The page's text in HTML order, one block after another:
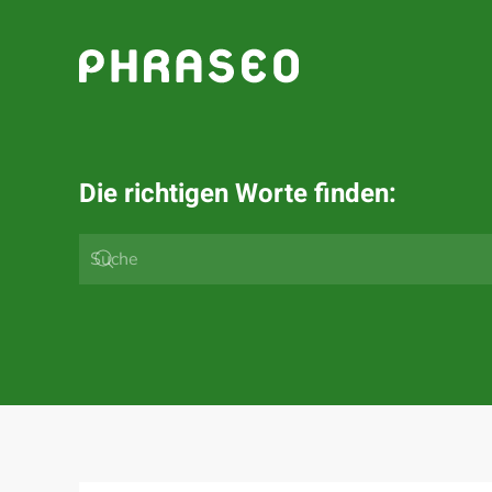
Zum Hauptinhalt springen
Die richtigen Worte finden: